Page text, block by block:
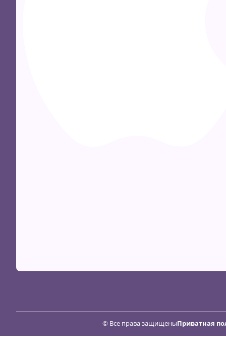
© Все права защищеныПриватная